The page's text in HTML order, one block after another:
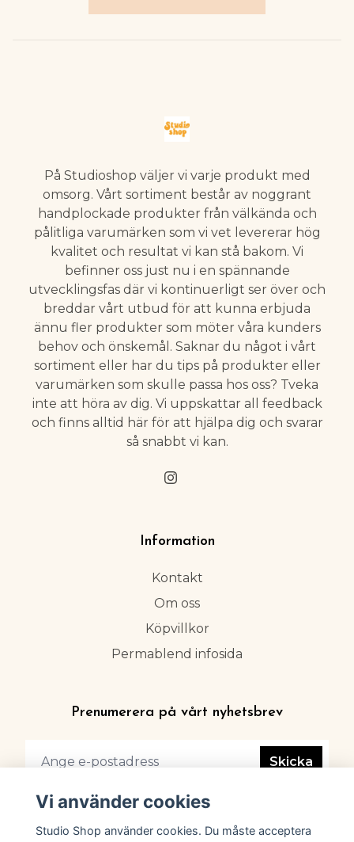
På Studioshop väljer vi varje produkt med
omsorg. Vårt sortiment består av noggrant
handplockade produkter från välkända och
pålitliga varumärken som vi vet levererar hög
kvalitet och resultat vi kan stå bakom. Vi
befinner oss just nu i en spännande
utvecklingsfas där vi kontinuerligt ser över och
breddar vårt utbud för att kunna erbjuda
ännu fler produkter som möter våra kunders
behov och önskemål. Saknar du något i vårt
sortiment eller har du tips på produkter eller
varumärken som skulle passa hos oss? Tveka
inte att höra av dig. Vi uppskattar all feedback
och finns alltid här för att hjälpa dig och svarar
så snabbt vi kan.
Information
Kontakt
Om oss
Köpvillkor
Permablend infosida
Prenumerera på vårt nyhetsbrev
Skicka
Vi använder cookies
Studio Shop använder cookies. Du måste acceptera